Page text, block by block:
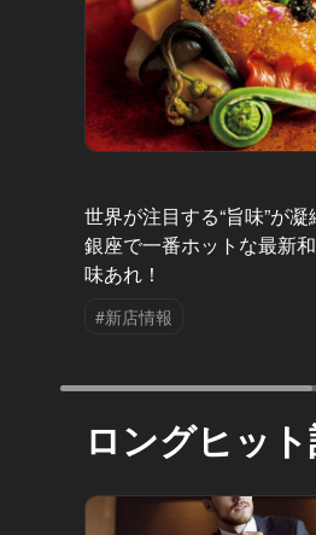
世界が注目する“旨味”が凝
銀座で一番ホットな最新
味あれ！
#新店情報
ロングヒッ